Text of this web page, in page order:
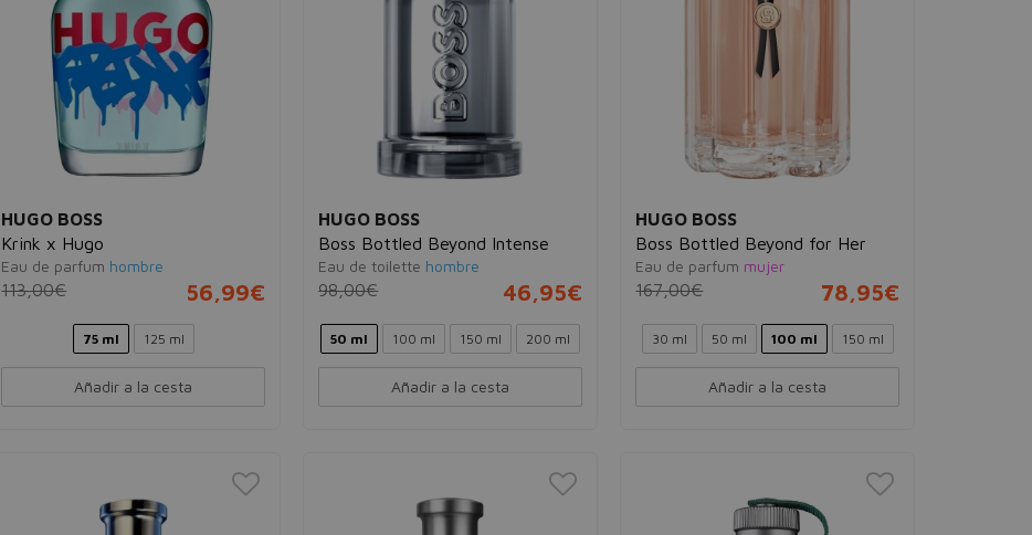
HUGO BOSS
Krink x Hugo
Eau de parfum hombre
113,00€ 56,99€
75 ml 125 ml
Añadir a la cesta
HUGO BOSS
Boss Bottled Beyond Intense
Eau de toilette hombre
98,00€ 46,95€
50 ml 100 ml 150 ml 200 ml
Añadir a la cesta
HUGO BOSS
Boss Bottled Beyond for Her
Eau de parfum mujer
167,00€ 78,95€
30 ml 50 ml 100 ml 150 ml
Añadir a la cesta